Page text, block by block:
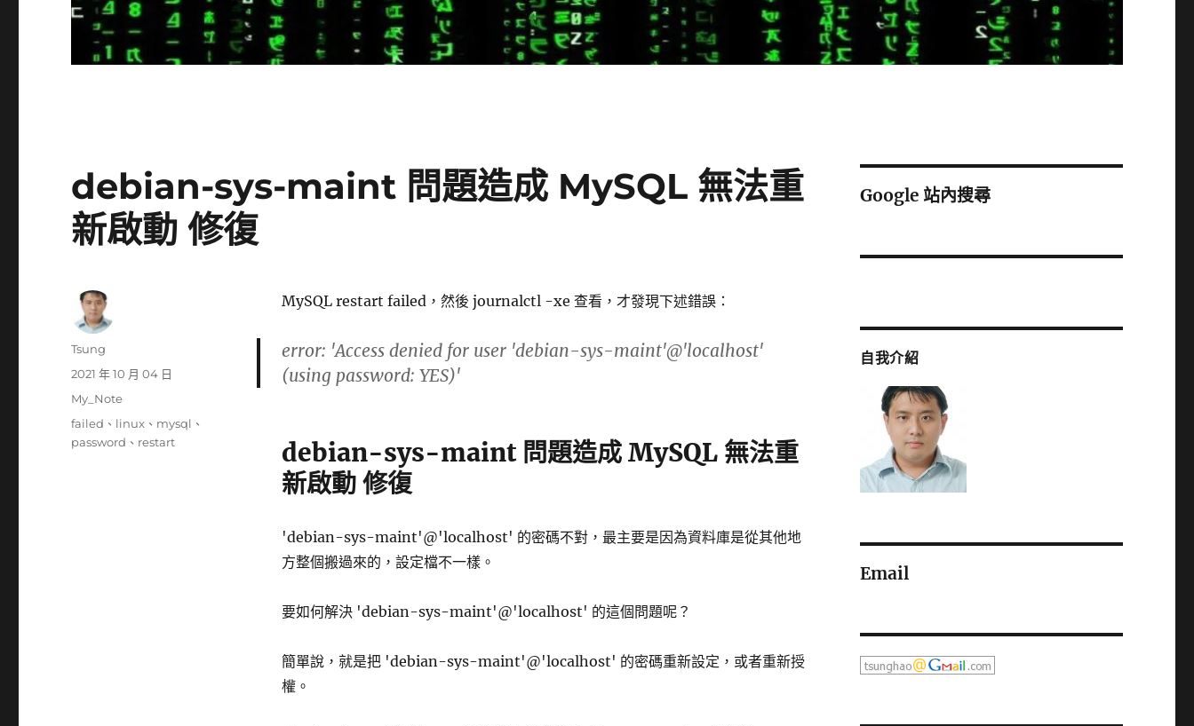
debian-sys-maint 問題造成 MySQL 無法重
新啟動 修復
MySQL restart failed，然後 journalctl -xe 查看，才發現下述錯誤：
error: 'Access denied for user 'debian-sys-maint'@'localhost'
(using password: YES)'
debian-sys-maint 問題造成 MySQL 無法重
新啟動 修復
'debian-sys-maint'@'localhost' 的密碼不對，最主要是因為資料庫是從其他地
方整個搬過來的，設定檔不一樣。
要如何解決 'debian-sys-maint'@'localhost' 的這個問題呢？
簡單說，就是把 'debian-sys-maint'@'localhost' 的密碼重新設定，或者重新授
權。
作
Tsung
發
日
期:
2021 年 10 月 04 日
分
類
My_Note
標
籤
failed 、 linux 、 mysql 、
password 、 restart
Google 站內搜尋
自我介紹
Email